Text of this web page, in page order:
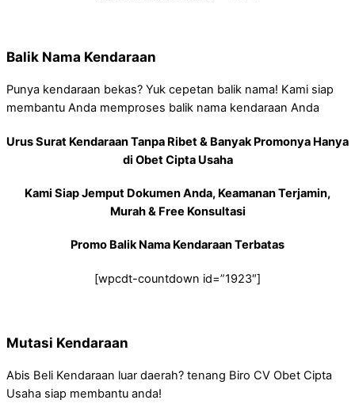
Balik Nama Kendaraan
Punya kendaraan bekas? Yuk cepetan balik nama! Kami siap
membantu Anda memproses balik nama kendaraan Anda
Urus Surat Kendaraan Tanpa Ribet & Banyak Promonya Hanya
di Obet Cipta Usaha
Kami Siap Jemput Dokumen Anda, Keamanan Terjamin,
Murah & Free Konsultasi
Promo Balik Nama Kendaraan Terbatas
[wpcdt-countdown id=”1923″]
Mutasi Kendaraan
Abis Beli Kendaraan luar daerah? tenang Biro CV Obet Cipta
Usaha siap membantu anda!